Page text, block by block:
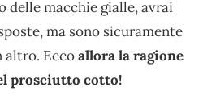
delle macchie gialle, avrai
ma sono sicuramente
altro. Eccoallora la ragione
prosciutto cotto!